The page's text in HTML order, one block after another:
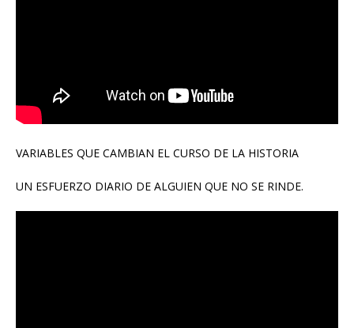
VARIABLES QUE CAMBIAN EL CURSO DE LA HISTORIA
UN ESFUERZO DIARIO DE ALGUIEN QUE NO SE RINDE.